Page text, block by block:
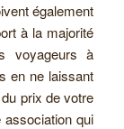
également
à la majorité
voyageurs à
en ne laissant
prix de votre
qui